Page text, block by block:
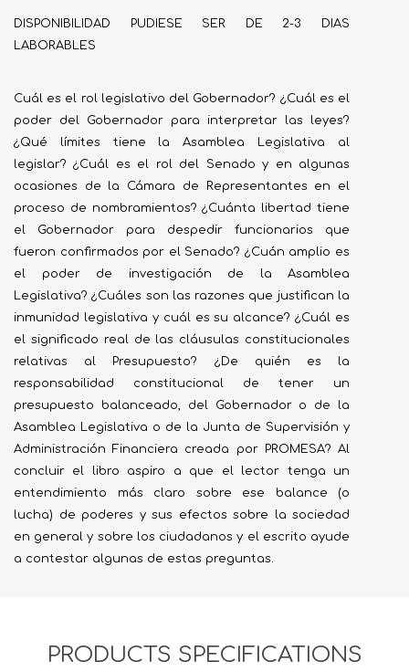
DISPONIBILIDAD PUDIESE SER DE 2-3 DIAS
LABORABLES
Cuál es el rol legislativo del Gobernador? ¿Cuál es el
poder del Gobernador para interpretar las leyes?
¿Qué límites tiene la Asamblea Legislativa al
legislar? ¿Cuál es el rol del Senado y en algunas
ocasiones de la Cámara de Representantes en el
proceso de nombramientos? ¿Cuánta libertad tiene
el Gobernador para despedir funcionarios que
fueron confirmados por el Senado? ¿Cuán amplio es
el poder de investigación de la Asamblea
Legislativa? ¿Cuáles son las razones que justifican la
inmunidad legislativa y cuál es su alcance? ¿Cuál es
el significado real de las cláusulas constitucionales
relativas al Presupuesto? ¿De quién es la
responsabilidad constitucional de tener un
presupuesto balanceado, del Gobernador o de la
Asamblea Legislativa o de la Junta de Supervisión y
Administración Financiera creada por PROMESA? Al
concluir el libro aspiro a que el lector tenga un
entendimiento más claro sobre ese balance (o
lucha) de poderes y sus efectos sobre la sociedad
en general y sobre los ciudadanos y el escrito ayude
a contestar algunas de estas preguntas.
PRODUCTS SPECIFICATIONS